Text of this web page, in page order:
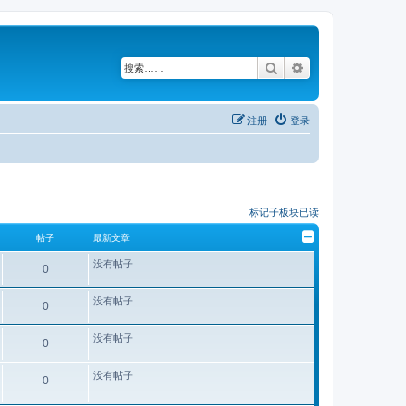
搜索
登录
注册
标记子板块已读
帖子 最新文章
0 没有帖子
0 没有帖子
0 没有帖子
0 没有帖子